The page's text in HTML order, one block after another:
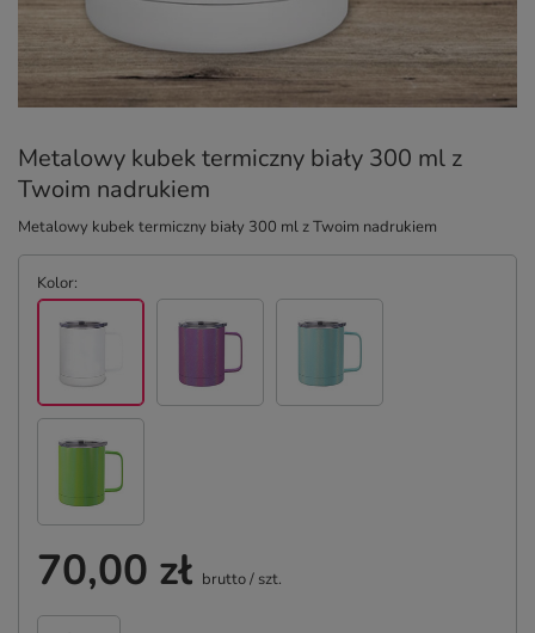
Metalowy kubek termiczny biały 300 ml z
Twoim nadrukiem
Metalowy kubek termiczny biały 300 ml z Twoim nadrukiem
Kolor
70,00 zł brutto/ szt.